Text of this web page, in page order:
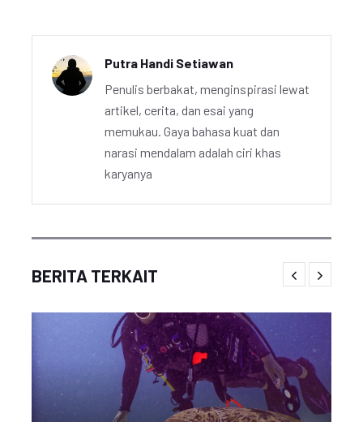
Putra Handi Setiawan
Penulis berbakat, menginspirasi lewat
artikel, cerita, dan esai yang
memukau. Gaya bahasa kuat dan
narasi mendalam adalah ciri khas
karyanya
BERITA TERKAIT